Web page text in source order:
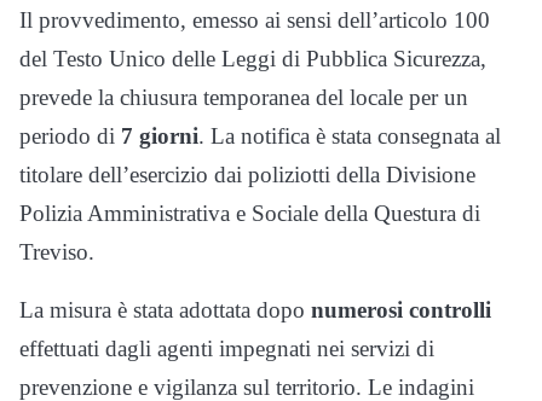
Il provvedimento, emesso ai sensi dell’articolo 100
del Testo Unico delle Leggi di Pubblica Sicurezza,
prevede la chiusura temporanea del locale per un
periodo di 7 giorni. La notifica è stata consegnata al
titolare dell’esercizio dai poliziotti della Divisione
Polizia Amministrativa e Sociale della Questura di
Treviso.
La misura è stata adottata dopo numerosi controlli
effettuati dagli agenti impegnati nei servizi di
prevenzione e vigilanza sul territorio. Le indagini